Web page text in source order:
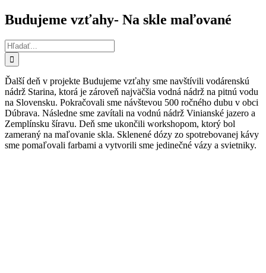
Budujeme vzťahy- Na skle maľované
Hľadať:
Ďalší deň v projekte Budujeme vzťahy sme navštívili vodárenskú
nádrž Starina, ktorá je zároveň najväčšia vodná nádrž na pitnú vodu
na Slovensku. Pokračovali sme návštevou 500 ročného dubu v obci
Dúbrava. Následne sme zavítali na vodnú nádrž Vinianské jazero a
Zemplínsku šíravu. Deň sme ukončili workshopom, ktorý bol
zameraný na maľovanie skla. Sklenené dózy zo spotrebovanej kávy
sme pomaľovali farbami a vytvorili sme jedinečné vázy a svietniky.